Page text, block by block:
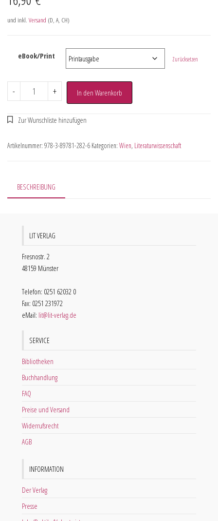
und inkl. Versand (D, A, CH)
eBook/Print Zurücksetzen
- + In den Warenkorb
Artikelnummer: 978-3-89781-282-6 Kategorien: Wien, Literaturwissenschaft
BESCHREIBUNG
LIT VERLAG
Fresnostr. 2
48159 Münster
Telefon: 0251 62032 0
Fax: 0251 231972
eMail: lit@lit-verlag.de
SERVICE
Bibliotheken
Buchhandlung
FAQ
Preise und Versand
Widerrufsrecht
AGB
INFORMATION
Der Verlag
Presse